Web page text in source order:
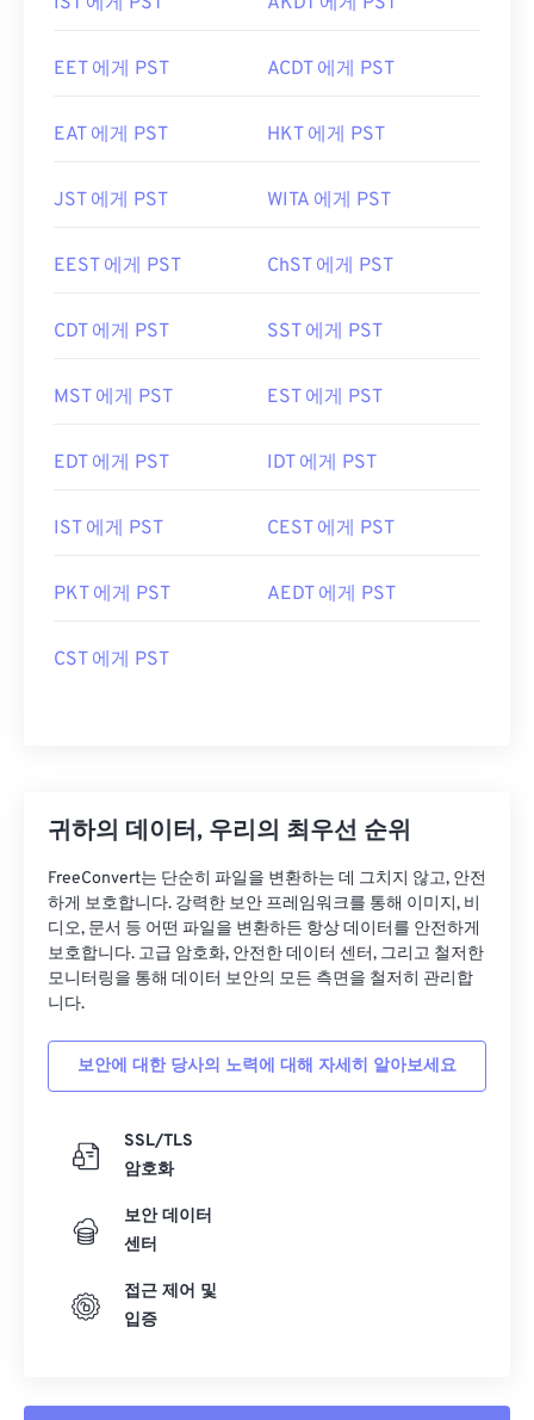
EET 에게 PST ACDT 에게 PST
EAT 에게 PST HKT 에게 PST
JST 에게 PST WITA 에게 PST
EEST 에게 PST ChST 에게 PST
CDT 에게 PST SST 에게 PST
MST 에게 PST EST 에게 PST
EDT 에게 PST IDT 에게 PST
IST 에게 PST CEST 에게 PST
PKT 에게 PST AEDT 에게 PST
CST 에게 PST
귀하의 데이터, 우리의 최우선 순위
FreeConvert는 단순히 파일을 변환하는 데 그치지 않고, 안전
하게 보호합니다. 강력한 보안 프레임워크를 통해 이미지, 비
디오, 문서 등 어떤 파일을 변환하든 항상 데이터를 안전하게
보호합니다. 고급 암호화, 안전한 데이터 센터, 그리고 철저한
모니터링을 통해 데이터 보안의 모든 측면을 철저히 관리합
니다.
보안에 대한 당사의 노력에 대해 자세히 알아보세요
SSL/TLS
암호화
보안 데이터
센터
접근 제어 및
입증